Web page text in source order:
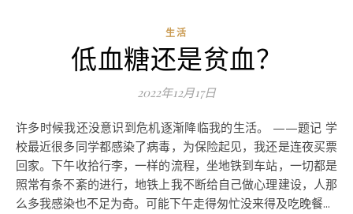
生活
低血糖还是贫血？
2022年12月17日
许多时候我还没意识到危机逐渐降临我的生活。 ——题记 学
校最近很多同学都感染了病毒，为保险起见，我还是连夜买票
回家。下午收拾行李，一样的流程，坐地铁到车站，一切都是
照常有条不紊的进行，地铁上我不断给自己做心理建设，人那
么多我感染也不足为奇。可能下午走得匆忙没来得及吃晚餐...